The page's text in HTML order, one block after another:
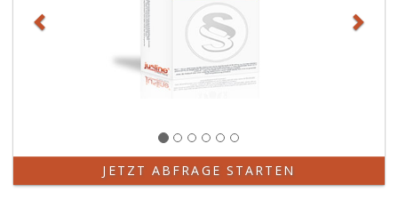
Identitätsdaten),
den
JETZT ABFRAGE STARTEN